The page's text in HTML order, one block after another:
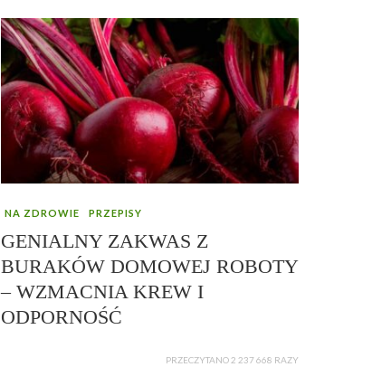
NA ZDROWIE PRZEPISY
GENIALNY ZAKWAS Z
BURAKÓW DOMOWEJ ROBOTY
– WZMACNIA KREW I
ODPORNOŚĆ
PRZECZYTANO 2 237 668 RAZY